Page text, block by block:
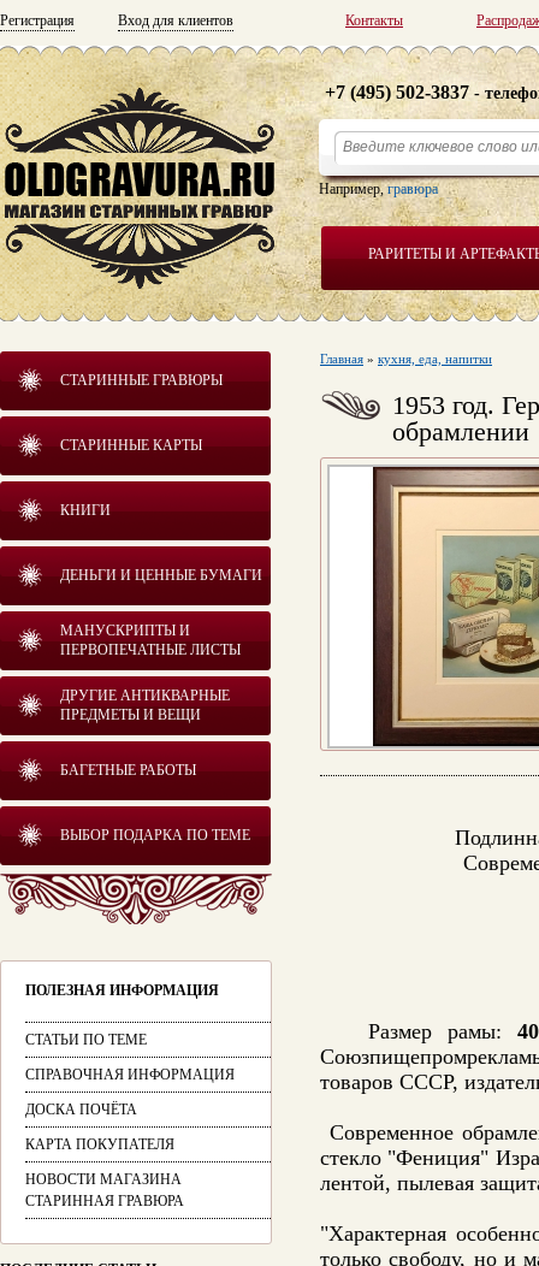
Регистрация Вход для клиентов Контакты
РАРИТЕТЫ И
+7 (495) 502-3837 -
Например,гравюра
СТАРИННЫЕ ГРАВЮРЫ
СТАРИННЫЕ КАРТЫ
КНИГИ
ДЕНЬГИ И ЦЕННЫЕ БУМАГИ
МАНУСКРИПТЫ И
ПЕРВОПЕЧАТНЫЕ ЛИСТЫ
ДРУГИЕ АНТИКВАРНЫЕ
ПРЕДМЕТЫ И ВЕЩИ
БАГЕТНЫЕ РАБОТЫ
ВЫБОР ПОДАРКА ПО ТЕМЕ
ПОЛЕЗНАЯ ИНФОРМАЦИЯ
СТАТЬИ ПО ТЕМЕ
СПРАВОЧНАЯ ИНФОРМАЦИЯ
ДОСКА ПОЧЁТА
КАРТА ПОКУПАТЕЛЯ
НОВОСТИ МАГАЗИНА
СТАРИННАЯ ГРАВЮРА
Главная » кухня, еда, напитки
1953 год.
обрамлении
Размер рамы:
товаров СССР,
Современное
стекло "Фениция"
лентой, пылевая
"Характерная
только свободу, но и